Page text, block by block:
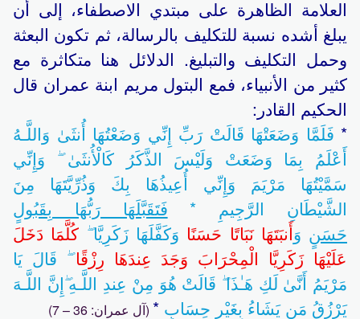
العلامة الظاهرة على مبتدي الاصطفاء، إلى أن
يبلغ أشده نسبة للتكليف بالرسالة، ثم تكون البعثة
وحمل التكليف والتبليغ. الدلائل هنا متكاثرة مع
كثير من الأنبياء، فمع البتول مريم ابنة عمران قال
الحكيم القادر:
* فَلَمَّا وَضَعَتْهَا قَالَتْ رَبِّ إِنِّي وَضَعْتُهَا أُنثَىٰ وَاللَّـهُ
أَعْلَمُ بِمَا وَضَعَتْ وَلَيْسَ الذَّكَرُ كَالْأُنثَىٰ ۖ وَإِنِّي
سَمَّيْتُهَا مَرْيَمَ وَإِنِّي أُعِيذُهَا بِكَ وَذُرِّيَّتَهَا مِنَ
الشَّيْطَانِ الرَّجِيمِ * فَتَقَبَّلَهَا رَبُّهَا بِقَبُولٍ
حَسَنٍ وَأَنبَتَهَا نَبَاتًا حَسَنًا وَكَفَّلَهَا زَكَرِيَّا ۖ كُلَّمَا دَخَلَ
عَلَيْهَا زَكَرِيَّا الْمِحْرَابَ وَجَدَ عِندَهَا رِزْقًاۖ قَالَ يَا
مَرْيَمُ أَنَّىٰ لَكِ هَـٰذَا ۖ قَالَتْ هُوَ مِنْ عِندِ اللَّـهِ ۖإِنَّ اللَّـهَ
يَرْزُقُ مَن يَشَاءُ بِغَيْرِ حِسَابٍ * (آل عمران: 36 – 7)